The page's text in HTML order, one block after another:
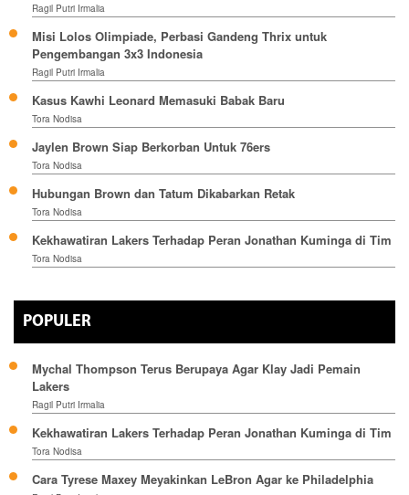
Ragil Putri Irmalia
Misi Lolos Olimpiade, Perbasi Gandeng Thrix untuk
Pengembangan 3x3 Indonesia
Ragil Putri Irmalia
Kasus Kawhi Leonard Memasuki Babak Baru
Tora Nodisa
Jaylen Brown Siap Berkorban Untuk 76ers
Tora Nodisa
Hubungan Brown dan Tatum Dikabarkan Retak
Tora Nodisa
Kekhawatiran Lakers Terhadap Peran Jonathan Kuminga di Tim
Tora Nodisa
POPULER
Mychal Thompson Terus Berupaya Agar Klay Jadi Pemain
Lakers
Ragil Putri Irmalia
Kekhawatiran Lakers Terhadap Peran Jonathan Kuminga di Tim
Tora Nodisa
Cara Tyrese Maxey Meyakinkan LeBron Agar ke Philadelphia